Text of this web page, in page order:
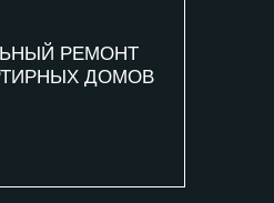
РЕМОНТ
ДОМОВ